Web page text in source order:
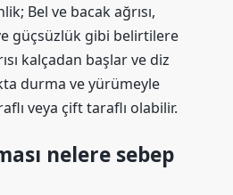
Bel ve bacak ağrısı,
güçsüzlük gibi belirtilere
kalçadan başlar ve diz
durma ve yürümeyle
veya çift taraflı olabilir.
nelere sebep